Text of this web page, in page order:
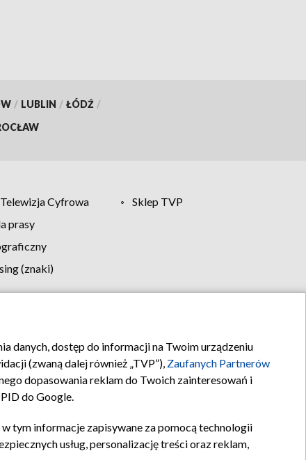
/ LUBLIN / ŁÓDŹ /
Cyfrowa
Sklep TVP
prasy
(znaki)
Kontakt
danych, dostęp do informacji na Twoim urządzeniu
(zwaną dalej również „TVP”), Zaufanych Partnerów
dopasowania reklam do Twoich zainteresowań i
do Google.
w tym informacje zapisywane za pomocą technologii
usług, personalizację treści oraz reklam,